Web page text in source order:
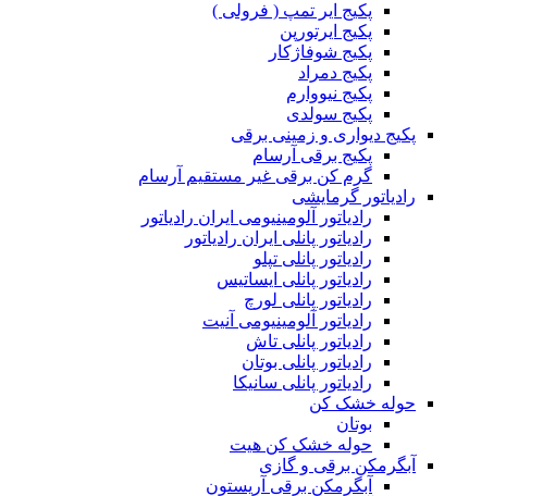
پکیج ایر تمپ ( فرولی )
پکیج ایرتورپن
پکیج شوفاژکار
پکیج دمراد
پکیج نیووارم
پکیج سولدی
پکیج دیواری و زمینی برقی
پکیج برقی آرسام
گرم کن برقی غیر مستقیم آرسام
رادیاتور گرمایشی
رادیاتور آلومینیومی ایران رادیاتور
رادیاتور پانلی ایران رادیاتور
رادیاتور پانلی تپلو
رادیاتور پانلی ایساتیس
رادیاتور پانلی لورچ
رادیاتور آلومینیومی آنیت
رادیاتور پانلی تاش
رادیاتور پانلی بوتان
رادیاتور پانلی سانیکا
حوله خشک کن
بوتان
حوله خشک کن هیت
آبگرمکن برقی و گازی
آبگرمکن برقی آریستون